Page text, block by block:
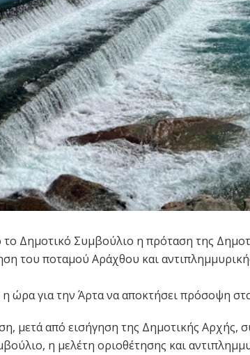
Δημοτικό Συμβούλιο η πρόταση της
του ποταμού Αράχθου και
ώρα για την Άρτα να αποκτήσει πρόσοψη
μετά από εισήγηση της Δημοτικής Αρχής,
η μελέτη οριοθέτησης και